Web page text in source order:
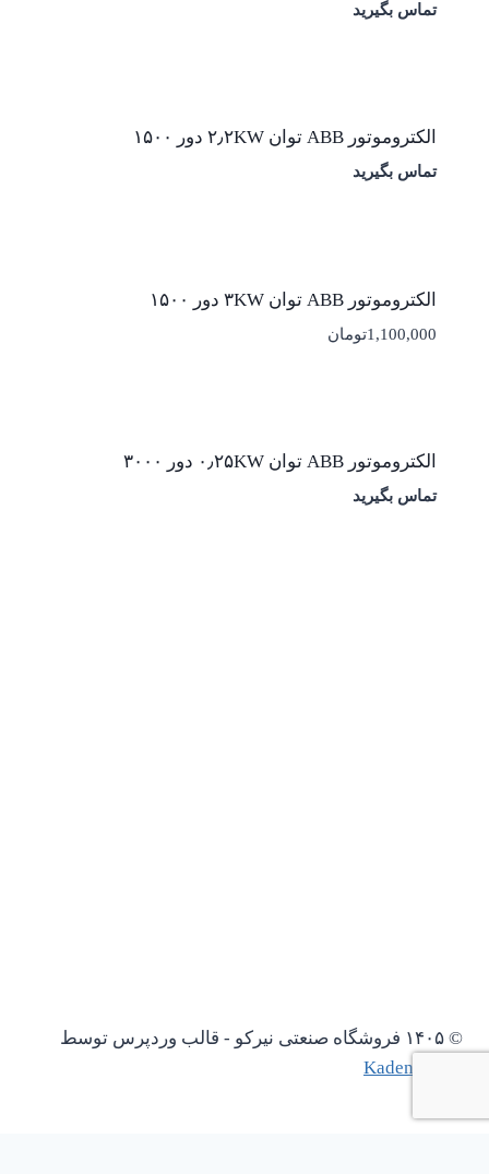
تماس بگیرید
الکتروموتور ABB توان ۲٫۲KW دور ۱۵۰۰
تماس بگیرید
الکتروموتور ABB توان ۳KW دور ۱۵۰۰
1,100,000تومان
الکتروموتور ABB توان ۰٫۲۵KW دور ۳۰۰۰
تماس بگیرید
© ۱۴۰۵ فروشگاه صنعتی نیرکو - قالب وردپرس توسط
Kadence WP